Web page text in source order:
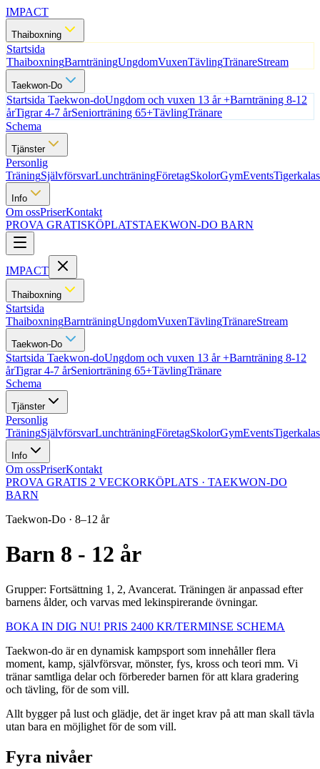
IMPACT
Thaiboxning
Startsida
ThaiboxningBarnträningUngdomVuxenTävlingTränareStream
Taekwon-Do
Startsida Taekwon-doUngdom och vuxen 13 år +Barnträning 8-12
årTigrar 4-7 årSeniorträning 65+TävlingTränare
Schema
Tjänster
Personlig
TräningSjälvförsvarLunchträningFöretagSkolorGymEventsTigerkalas
Info
Om ossPriserKontakt
PROVA GRATISKÖPLATSTAEKWON-DO BARN
IMPACT
Thaiboxning
Startsida
ThaiboxningBarnträningUngdomVuxenTävlingTränareStream
Taekwon-Do
Startsida Taekwon-doUngdom och vuxen 13 år +Barnträning 8-12
årTigrar 4-7 årSeniorträning 65+TävlingTränare
Schema
Tjänster
Personlig
TräningSjälvförsvarLunchträningFöretagSkolorGymEventsTigerkalas
Info
Om ossPriserKontakt
PROVA GRATIS 2 VECKORKÖPLATS · TAEKWON-DO
BARN
Taekwon-Do · 8–12 år
Barn 8 - 12 år
Grupper: Fortsättning 1, 2, Avancerat. Träningen är anpassad efter
barnens ålder, och varvas med lekinspirerande övningar.
BOKA IN DIG NU! PRIS 2400 KR/TERMINSE SCHEMA
Taekwon-do är en dynamisk kampsport som innehåller flera
moment, kamp, självförsvar, mönster, fys, kross och teori mm. Vi
tränar samtliga delar och förbereder barnen för att klara gradering
och tävling, för de som vill.
Allt bygger på lust och glädje, det är inget krav på att man skall tävla
utan bara en möjlighet för de som vill.
Fyra nivåer